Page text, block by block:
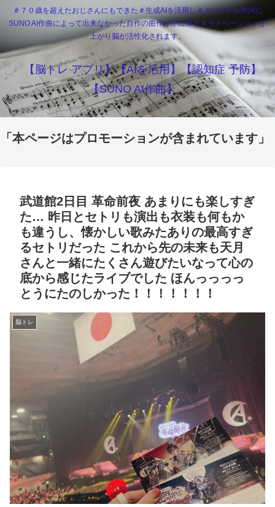
＃７０歳を超えたおじさんにもできた＃生成AIを活用し＃オリジナル作詞に
SUNO AI作曲によって出来なかった自作の曲作りが出来る＃モチベーションが
上がり脳が活性化されます。
【脳トレ アプリ】【AIを活用】【認知症 予防】
【SUNO AI作曲】
「本ページはプロモーションが含まれています」
武道館2日目 革命前夜 あまりにも楽しすぎ
た… 昨日とセトリも演出も衣装も何もか
も違うし、懐かしい歌みたありの最高すぎ
るセトリだった これから先の未来も天月
さんと一緒にたくさん遊びたいなって心の
底から感じたライブでした ほんっっっっ
とうにたのしかった！！！！！！！
脳トレ